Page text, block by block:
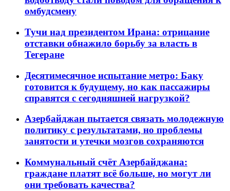
омбудсмену
Тучи над президентом Ирана: отрицание
отставки обнажило борьбу за власть в
Тегеране
Десятимесячное испытание метро: Баку
готовится к будущему, но как пассажиры
справятся с сегодняшней нагрузкой?
Азербайджан пытается связать молодежную
политику с результатами, но проблемы
занятости и утечки мозгов сохраняются
Коммунальный счёт Азербайджана:
граждане платят всё больше, но могут ли
они требовать качества?